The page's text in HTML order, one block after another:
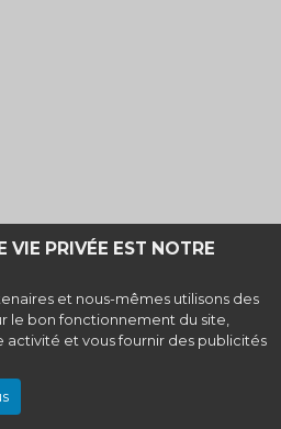
VIE PRIVÉE EST NOTRE
et nous-mêmes utilisons des
le bon fonctionnement du site,
et vous fournir des publicités